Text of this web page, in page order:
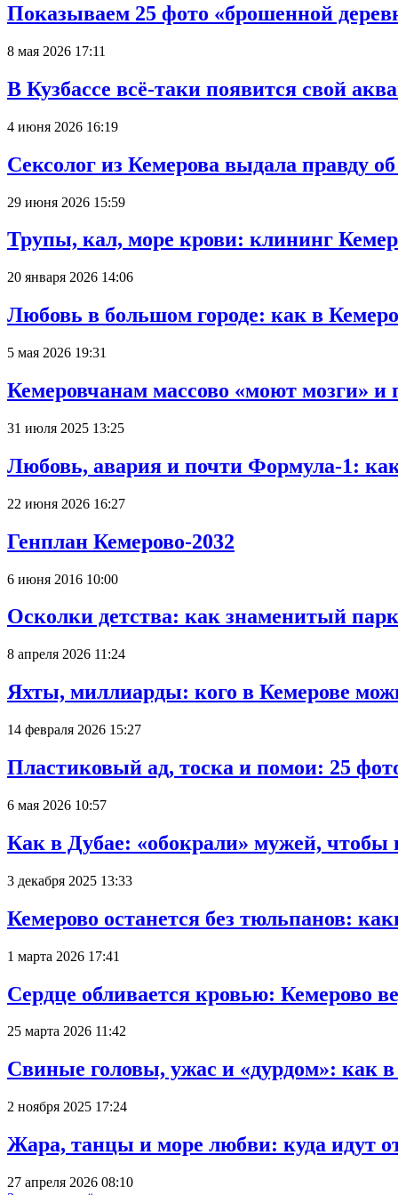
Показываем 25 фото «брошенной
8 мая 2026 17:11
В Кузбассе всё-таки появится свой
4 июня 2026 16:19
Сексолог из Кемерова выдала правду
29 июня 2026 15:59
Трупы, кал, море крови: клининг
20 января 2026 14:06
Любовь в большом городе: как в
5 мая 2026 19:31
Кемеровчанам массово «моют мозги» и
31 июля 2025 13:25
Любовь, авария и почти Формула-1:
22 июня 2026 16:27
Генплан Кемерово-2032
6 июня 2016 10:00
Осколки детства: как знаменитый
8 апреля 2026 11:24
Яхты, миллиарды: кого в Кемерове
14 февраля 2026 15:27
Пластиковый ад, тоска и помои: 25
6 мая 2026 10:57
Как в Дубае: «обокрали» мужей, чтобы
3 декабря 2025 13:33
Кемерово останется без тюльпанов:
1 марта 2026 17:41
Сердце обливается кровью:
25 марта 2026 11:42
Свиные головы, ужас и «дурдом»: как
2 ноября 2025 17:24
Жара, танцы и море любви: куда идут
27 апреля 2026 08:10